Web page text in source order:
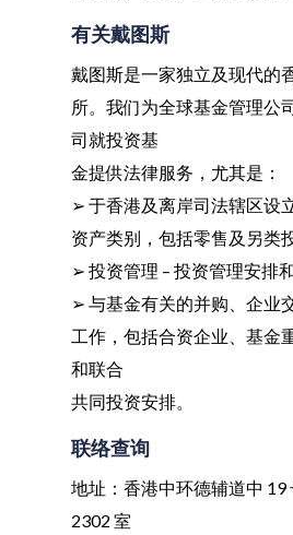
有关戴图斯
戴图斯是一家独立及现代的
所。我们为全球基金管理公
司就投资基
金提供法律服务，尤其是：
➢ 于香港及离岸司法辖区设
资产类别，包括零售及另类
➢ 投资管理 – 投资管理安排
➢ 与基金有关的并购、企业
工作，包括合资企业、基金
和联合
共同投资安排。
联络查询
地址：香港中环德辅道中 19
2302 室